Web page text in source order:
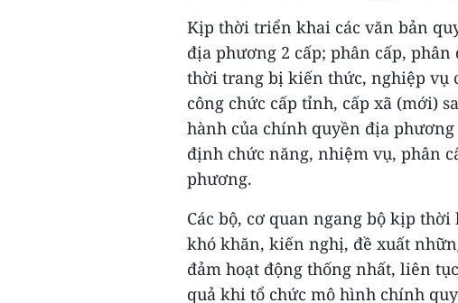
Kịp thời triển khai các văn bản
địa phương 2 cấp; phân cấp,
thời trang bị kiến thức, nghiệp vụ
công chức cấp tỉnh, cấp xã (mới)
hành của chính quyền địa
định chức năng, nhiệm vụ, phân
phương.
Các bộ, cơ quan ngang bộ kịp
khó khăn, kiến nghị, đề xuất
đảm hoạt động thống nhất, liên
quả khi tổ chức mô hình chính